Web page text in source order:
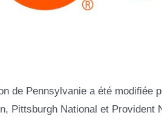
de Pennsylvanie a été modifiée
Pittsburgh National et